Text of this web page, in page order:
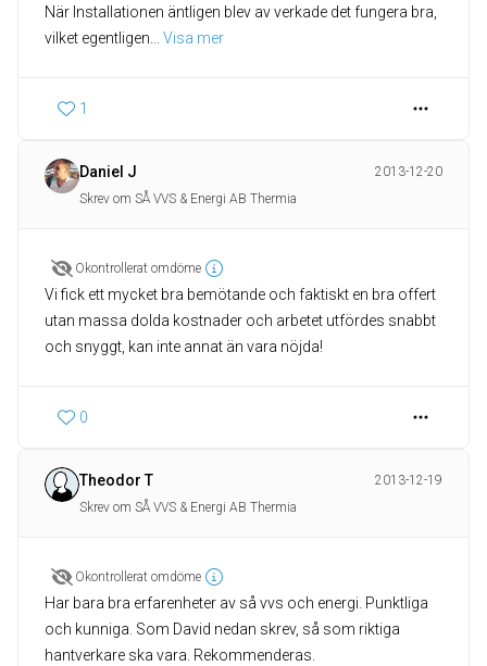
När Installationen äntligen blev av verkade det fungera bra,
vilket egentligen... Visa mer
1
Daniel J
2013-12-20
Skrev om SÅ VVS & Energi AB Thermia
Okontrollerat omdöme
Vi fick ett mycket bra bemötande och faktiskt en bra offert
utan massa dolda kostnader och arbetet utfördes snabbt
och snyggt, kan inte annat än vara nöjda!
0
Theodor T
2013-12-19
Skrev om SÅ VVS & Energi AB Thermia
Okontrollerat omdöme
Har bara bra erfarenheter av så vvs och energi. Punktliga
och kunniga. Som David nedan skrev, så som riktiga
hantverkare ska vara. Rekommenderas.